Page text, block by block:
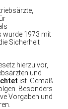
wurde 1973 mit
Sicherheit
hierzu vor,
und
ist. Gemäß
Besonders
Vorgaben und